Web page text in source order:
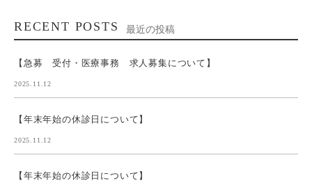
RECENT POSTS 最近の投稿
【急募 受付・医療事務 求人募集について】
2025.11.12
【年末年始の休診日について】
2025.11.12
【年末年始の休診日について】